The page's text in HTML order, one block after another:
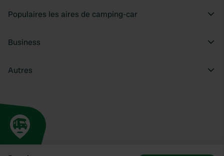
Populaires les aires de camping-car
Business
Autres